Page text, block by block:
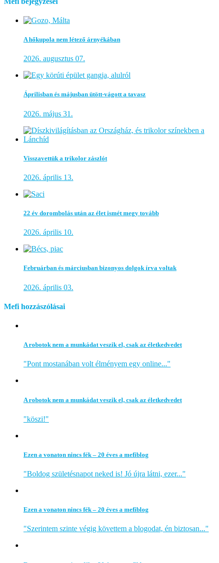
A hőkupola nem létező árnyékában
2026. augusztus 07.
Áprilisban és májusban ütött-vágott a tavasz
2026. május 31.
Visszavettük a trikolor zászlót
2026. április 13.
22 év dorombolás után az élet ismét megy tovább
2026. április 10.
Februárban és márciusban bizonyos dolgok írva voltak
2026. április 03.
Mefi hozzászólásai
A robotok nem a munkádat veszik el, csak az életkedvedet
"Pont mostanában volt élményem egy online..."
A robotok nem a munkádat veszik el, csak az életkedvedet
"köszi!"
Ezen a vonaton nincs fék – 20 éves a mefiblog
"Boldog születésnapot neked is! Jó újra látni, ezer..."
Ezen a vonaton nincs fék – 20 éves a mefiblog
"Szerintem szinte végig követtem a blogodat, én biztosan..."